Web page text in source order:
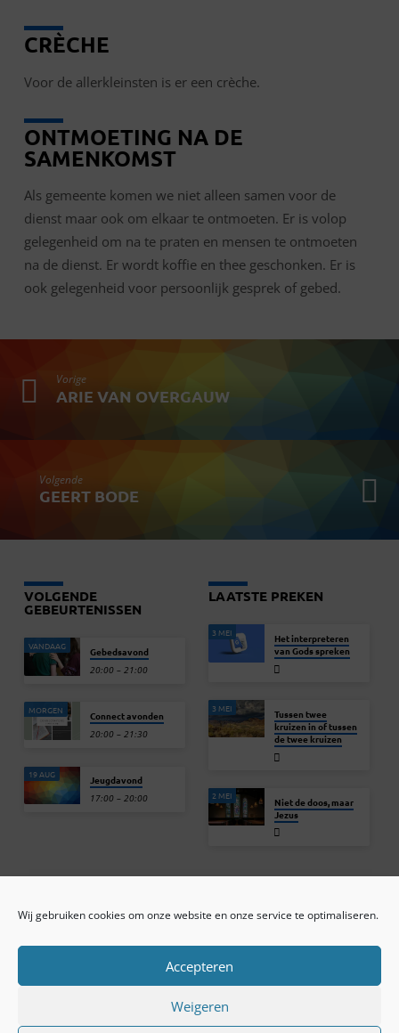
Wij gebruiken cookies om onze website en onze service te optimaliseren.
Accepteren
Weigeren
CRÈCHE
Voor de allerkleinsten is er een crèche.
ONTMOETING NA DE
SAMENKOMST
Als gemeente komen we niet alleen samen voor de
dienst maar ook om elkaar te ontmoeten. Er is volop
gelegenheid om na te praten en mensen te ontmoeten
na de dienst. Er wordt koffie en thee geschonken. Er is
ook gelegenheid voor persoonlijk gesprek of gebed.
Vorige
ARIE VAN OVERGAUW
Volgende
GEERT BODE
VOLGENDE
GEBEURTENISSEN
VANDAAG Gebedsavond
20:00 – 21:00
MORGEN Connect avonden
20:00 – 21:30
19 AUG Jeugdavond
17:00 – 20:00
LAATSTE PREKEN
3 MEI
Het interpreteren
van Gods spreken
3 MEI
Tussen twee
kruizen in of tussen
de twee kruizen
2 MEI
Niet de doos, maar
Jezus
ONLINE ARCHIEF
Privacy beleid